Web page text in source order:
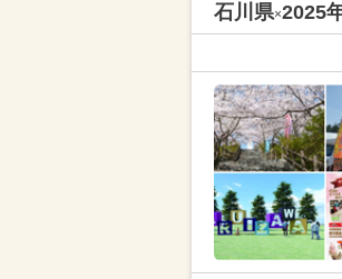
石川県×2025